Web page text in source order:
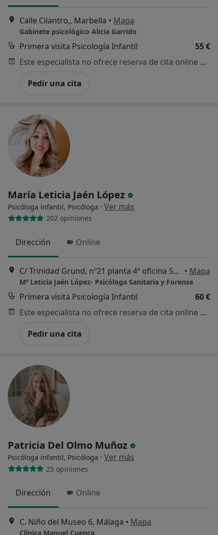
Calle Cilantro,, Marbella • Mapa
Gabinete psicológico Alicia Garrido
Primera visita Psicología Infantil
55 €
Este especialista no ofrece reserva de cita online en esta dirección.
Pedir una cita
María Leticia Jaén López
Psicóloga infantil, Psicóloga · Ver más
202 opiniones
Dirección Online
C/ Trinidad Grund, nº21 planta 4ª oficina 52 29001 Málaga, Málaga • Mapa
Mª Leticia Jaén López- Psicóloga Sanitaria y Forense
Primera visita Psicología Infantil
60 €
Este especialista no ofrece reserva de cita online en esta dirección.
Pedir una cita
Patricia Del Olmo Muñoz
Psicóloga infantil, Psicóloga · Ver más
25 opiniones
Dirección Online
C. Niño del Museo 6, Málaga • Mapa
Clínica Manuel Cuenca